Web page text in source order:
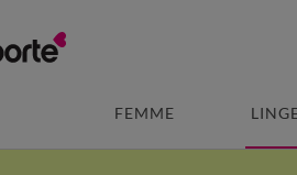
FEMME